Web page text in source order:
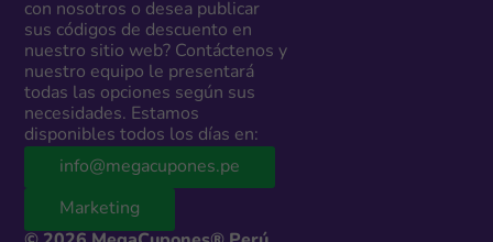
con nosotros o desea publicar
sus códigos de descuento en
nuestro sitio web? Contáctenos y
nuestro equipo le presentará
todas las opciones según sus
necesidades. Estamos
disponibles todos los días en:
info@megacupones.pe
Marketing